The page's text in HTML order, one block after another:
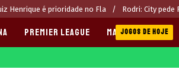
Henrique é prioridade no Fla Rodri: City pede
PREMIER LEAGUE MANCHESTER CITY
JOGOS DE HOJE